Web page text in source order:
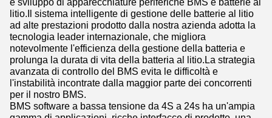
litio.Il sistema intelligente di gestione delle batterie al litio
ad alte prestazioni prodotto dalla nostra azienda adotta la
tecnologia leader internazionale, che migliora
notevolmente l'efficienza della gestione della batteria e
prolunga la durata di vita della batteria al litio.La strategia
avanzata di controllo del BMS evita le difficoltà e
l'instabilità incontrate dalla maggior parte dei concorrenti
per il nostro BMS.
BMS software a bassa tensione da 4S a 24s ha un'ampia